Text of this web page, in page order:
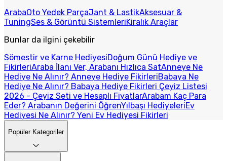
ArabaOto Yedek ParçaJant & LastikAksesuar &
TuningSes & Görüntü SistemleriKiralık Araçlar
Bunlar da ilgini çekebilir
Sömestir ve Karne HediyesiDoğum Günü Hediye ve
FikirleriAraba İlanı Ver, Arabanı Hızlıca SatAnneye Ne
Hediye Ne Alınır? Anneye Hediye FikirleriBabaya Ne
Hediye Ne Alınır? Babaya Hediye Fikirleri Çeyiz Listesi
2026 - Çeyiz Seti ve Hesaplı FiyatlarArabam Kaç Para
Eder? Arabanın Değerini ÖğrenYılbaşı HediyeleriEv
Hediyesi Ne Alınır? Yeni Ev Hediyesi Fikirleri
Popüler Kategoriler